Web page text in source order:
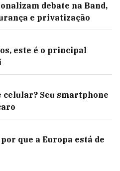
debate na Band,
e privatização
este é o principal
celular? Seu smartphone
que a Europa está de